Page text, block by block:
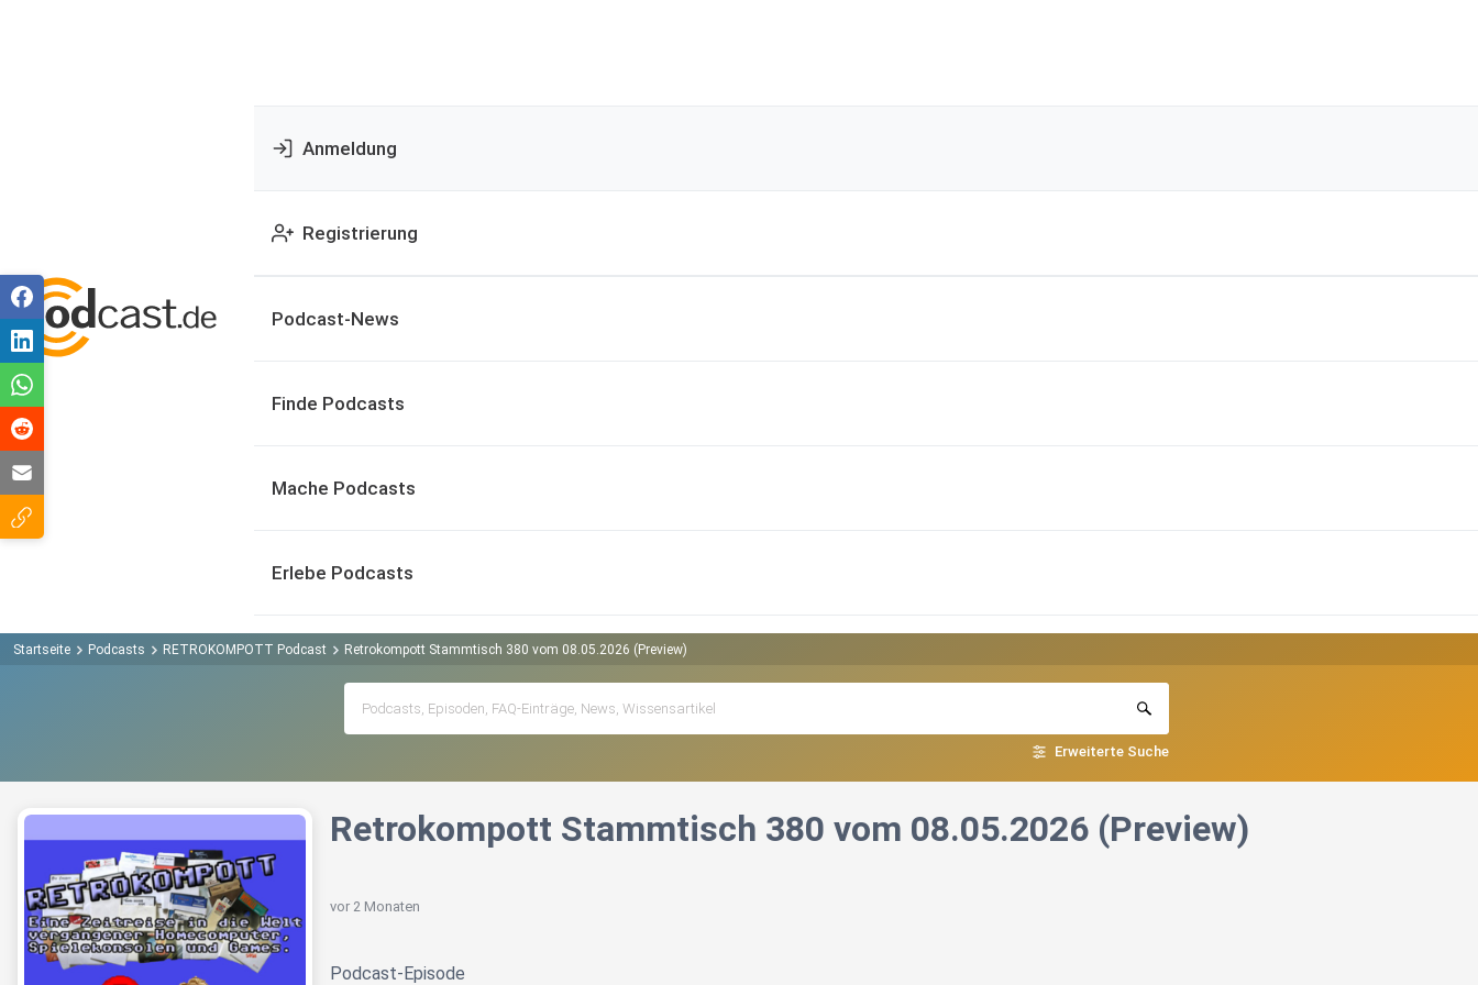
Anmeldung
Registrierung
Podcast-News
Finde Podcasts
Mache Podcasts
Erlebe Podcasts
Startseite Podcasts RETROKOMPOTT Podcast Retrokompott Stammtisch 380 vom 08.05.2026 (Preview)
Erweiterte Suche
Retrokompott Stammtisch 380 vom 08.05.2026 (Preview)
vor 2 Monaten
Podcast-Episode